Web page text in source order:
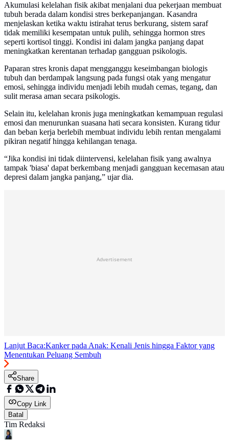
Akumulasi kelelahan fisik akibat menjalani dua pekerjaan membuat
tubuh berada dalam kondisi stres berkepanjangan. Kasandra
menjelaskan ketika waktu istirahat terus berkurang, sistem saraf
tidak memiliki kesempatan untuk pulih, sehingga hormon stres
seperti kortisol tinggi. Kondisi ini dalam jangka panjang dapat
meningkatkan kerentanan terhadap gangguan psikologis.
Paparan stres kronis dapat mengganggu keseimbangan biologis
tubuh dan berdampak langsung pada fungsi otak yang mengatur
emosi, sehingga individu menjadi lebih mudah cemas, tegang, dan
sulit merasa aman secara psikologis.
Selain itu, kelelahan kronis juga meningkatkan kemampuan regulasi
emosi dan menurunkan suasana hati secara konsisten. Kurang tidur
dan beban kerja berlebih membuat individu lebih rentan mengalami
pikiran negatif hingga kehilangan tenaga.
“Jika kondisi ini tidak diintervensi, kelelahan fisik yang awalnya
tampak 'biasa' dapat berkembang menjadi gangguan kecemasan atau
depresi dalam jangka panjang,” ujar dia.
Advertisement
Lanjut Baca:Kanker pada Anak: Kenali Jenis hingga Faktor yang
Menentukan Peluang Sembuh
Share
Copy Link
Batal
Tim Redaksi